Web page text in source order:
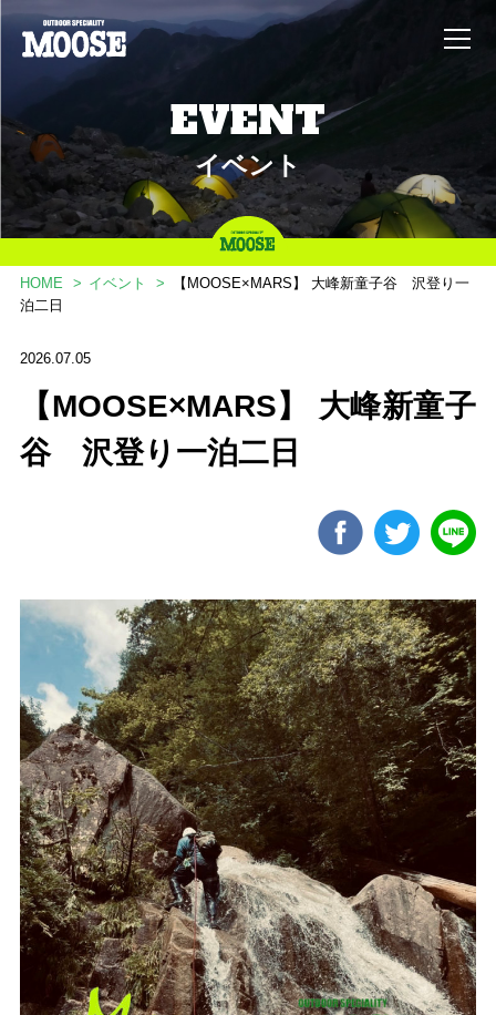
WHAT’S MOOSE ?
MOOSEとは？
ONLINE SHOP
オンライン ショップ
EVENT
COLUMN
コラム
STAFFBLOG
スタッフブログ
SHOP
店舗一覧
RECRUIT
採用情報
CONTACT
EVENT
イベント
HOME イベント
【MOOSE×MARS】 大峰新童子谷 沢登り一
泊二日
2026.07.05
【MOOSE×MARS】 大峰新童子
谷 沢登り一泊二日